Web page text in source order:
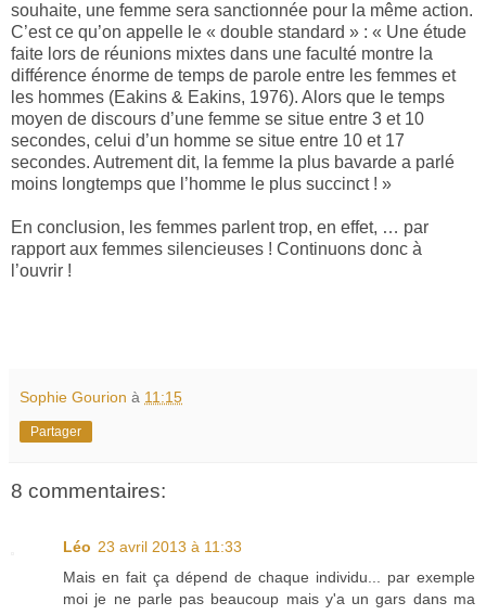
souhaite, une femme sera sanctionnée pour la même action.
C’est ce qu’on appelle le « double standard » : « Une étude
faite lors de réunions mixtes dans une faculté montre la
différence énorme de temps de parole entre les femmes et
les hommes (Eakins & Eakins, 1976). Alors que le temps
moyen de discours d’une femme se situe entre 3 et 10
secondes, celui d’un homme se situe entre 10 et 17
secondes. Autrement dit, la femme la plus bavarde a parlé
moins longtemps que l’homme le plus succinct ! »
En conclusion, les femmes parlent trop, en effet, … par
rapport aux femmes silencieuses ! Continuons donc à
l’ouvrir !
Sophie Gourion à 11:15
Partager
8 commentaires:
Léo 23 avril 2013 à 11:33
Mais en fait ça dépend de chaque individu... par exemple
moi je ne parle pas beaucoup mais y'a un gars dans ma